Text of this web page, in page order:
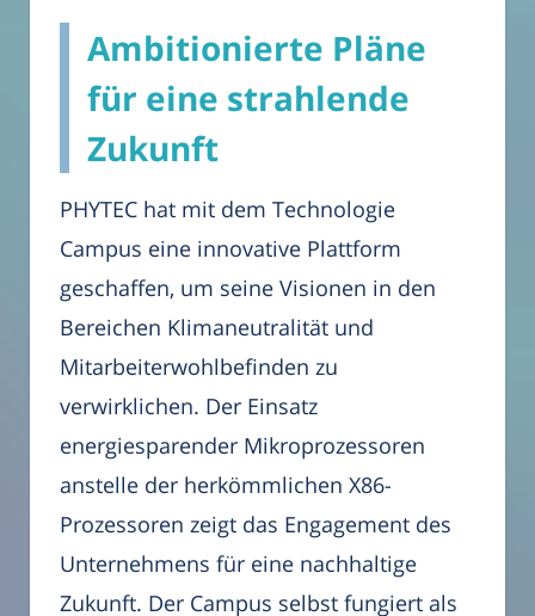
Ambitionierte Pläne
für eine strahlende
Zukunft
PHYTEC hat mit dem Technologie
Campus eine innovative Plattform
geschaffen, um seine Visionen in den
Bereichen Klimaneutralität und
Mitarbeiterwohlbefinden zu
verwirklichen. Der Einsatz
energiesparender Mikroprozessoren
anstelle der herkömmlichen X86-
Prozessoren zeigt das Engagement des
Unternehmens für eine nachhaltige
Zukunft. Der Campus selbst fungiert als